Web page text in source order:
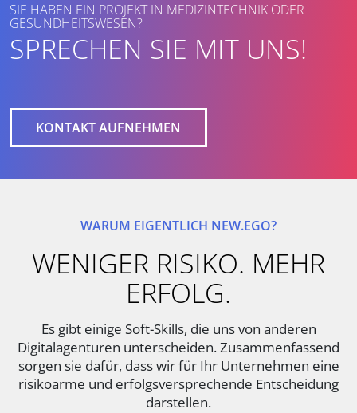
SIE HABEN EIN PROJEKT IN MEDIZINTECHNIK ODER
GESUNDHEITSWESEN?
SPRECHEN SIE MIT UNS!
KONTAKT AUFNEHMEN
WARUM EIGENTLICH NEW.EGO?
WENIGER RISIKO. MEHR
ERFOLG.
Es gibt einige Soft-Skills, die uns von anderen
Digitalagenturen unterscheiden. Zusammenfassend
sorgen sie dafür, dass wir für Ihr Unternehmen eine
risikoarme und erfolgsversprechende Entscheidung
darstellen.